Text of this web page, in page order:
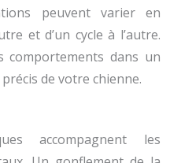
peuvent varier en
et d’un cycle à l’autre.
comportements dans un
de votre chienne.
accompagnent les